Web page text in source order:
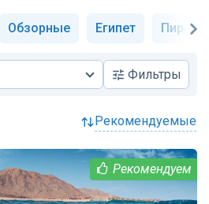
Обзорные Египет
Фильтры
рекомендуемые